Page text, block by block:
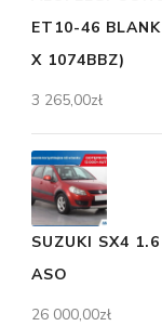
ET10-46
X 1074BBZ)
3 265,00zł
SUZUKI SX4
ASO
26 000,00zł